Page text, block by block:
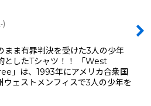
.-)
まま有罪判決を受けた3人の少年
としたTシャツ！！ 「West
」は、1993年にアメリカ合衆国
ウェストメンフィスで3人の少年を